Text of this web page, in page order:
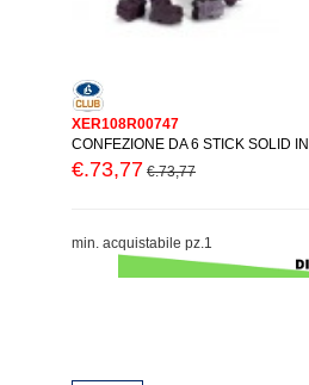
XER108R00747
CONFEZIONE DA 6 STICK SOLID IN
€.73,77 €.73,77
min. acquistabile pz.1